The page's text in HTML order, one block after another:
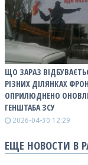
ЩО ЗАРАЗ
РІЗНИХ ДІЛЯНКАХ
ОПРИЛЮДНЕНО
ГЕНШТАБА ЗСУ
2026-04-30 12:29
ЕЩЕ НОВОСТИ В